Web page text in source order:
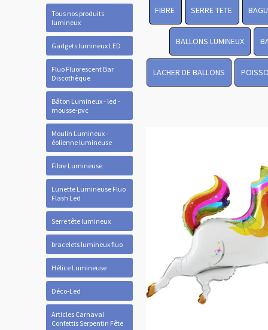
Tous nos produits
lumineux
Gadgets lumineux LED
Fluo Fluorescent Bar
Discothèque
Bâton Lumineux - led -
mousse-pvc
Moulin Lumineux -
éolienne lumineuse
Fibre Lumineuse
Lunette Lumineuse Fluo
Flash Led
Serre tête lumineux
bracelets lumineux fluo
Hélice Lumineuse
Déco-Led
Articles Carnaval
Confettis Serpentin Fête
FIBRE SERRE TETE
BALLONS LUMINEUX
LACHER DE BALLONS